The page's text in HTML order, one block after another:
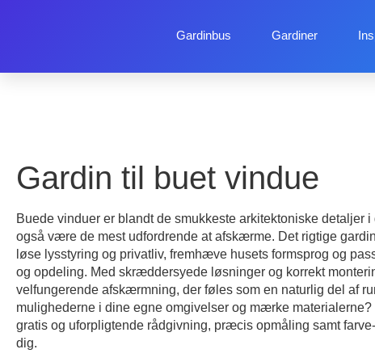
Gardinbus Gardiner
Gardin til buet vindue
Buede vinduer er blandt de smukkeste arkitektoniske detaljer
også være de mest udfordrende at afskærme. Det rigtige
løse lysstyring og privatliv, fremhæve husets formsprog og
og opdeling. Med skræddersyede løsninger og korrekt
velfungerende afskærmning, der føles som en naturlig del af
mulighederne i dine egne omgivelser og mærke materialerne?
gratis og uforpligtende rådgivning, præcis opmåling samt
dig.